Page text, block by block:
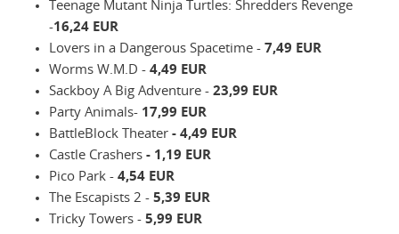
Teenage Mutant Ninja Turtles: Shredders Revenge
-16,24 EUR
Lovers in a Dangerous Spacetime - 7,49 EUR
Worms W.M.D - 4,49 EUR
Sackboy A Big Adventure - 23,99 EUR
Party Animals- 17,99 EUR
BattleBlock Theater - 4,49 EUR
Castle Crashers - 1,19 EUR
Pico Park - 4,54 EUR
The Escapists 2 - 5,39 EUR
Tricky Towers - 5,99 EUR